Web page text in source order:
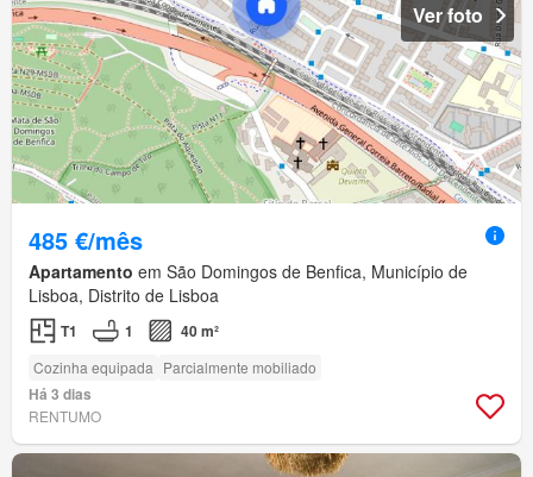
Ver foto
485 €/mês
Apartamento em São Domingos de Benfica, Município de
Lisboa, Distrito de Lisboa
T1 1 40 m²
Cozinha equipada Parcialmente mobiliado
Há 3 dias
RENTUMO